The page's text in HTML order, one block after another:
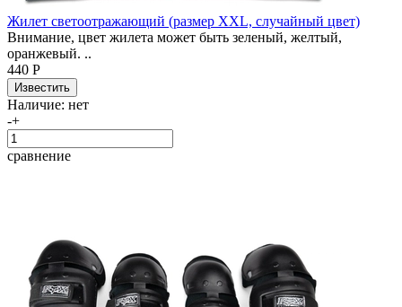
Жилет светоотражающий (размер XXL, случайный цвет)
Внимание, цвет жилета может быть зеленый, желтый,
оранжевый. ..
440 Р
Наличие: нет
-+
сравнение